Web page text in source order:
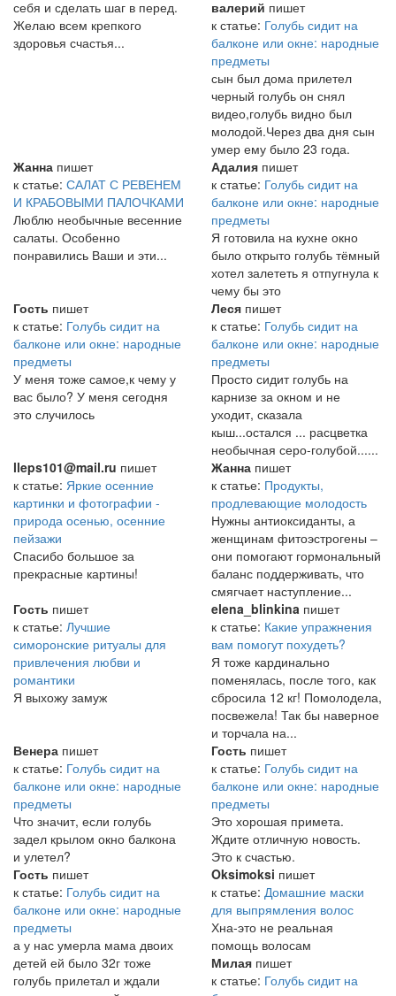
себя и сделать шаг в перед.
Желаю всем крепкого
здоровья счастья...
валерий пишет
к статье: Голубь сидит на
балконе или окне: народные
предметы
сын был дома прилетел
черный голубь он снял
видео,голубь видно был
молодой.Через два дня сын
умер ему было 23 года.
Жанна пишет
к статье: САЛАТ С РЕВЕНЕМ
И КРАБОВЫМИ ПАЛОЧКАМИ
Люблю необычные весенние
салаты. Особенно
понравились Ваши и эти...
Адалия пишет
к статье: Голубь сидит на
балконе или окне: народные
предметы
Я готовила на кухне окно
было открыто голубь тёмный
хотел залететь я отпугнула к
чему бы это
Гость пишет
к статье: Голубь сидит на
балконе или окне: народные
предметы
У меня тоже самое,к чему у
вас было? У меня сегодня
это случилось
Леся пишет
к статье: Голубь сидит на
балконе или окне: народные
предметы
Просто сидит голубь на
карнизе за окном и не
уходит, сказала
кыш...остался ... расцветка
необычная серо-голубой......
lleps101@mail.ru пишет
к статье: Яркие осенние
картинки и фотографии -
природа осенью, осенние
пейзажи
Спасибо большое за
прекрасные картины!
Жанна пишет
к статье: Продукты,
продлевающие молодость
Нужны антиоксиданты, а
женщинам фитоэстрогены –
они помогают гормональный
баланс поддерживать, что
смягчает наступление...
Гость пишет
к статье: Лучшие
симоронские ритуалы для
привлечения любви и
романтики
Я выхожу замуж
elena_blinkina пишет
к статье: Какие упражнения
вам помогут похудеть?
Я тоже кардинально
поменялась, после того, как
сбросила 12 кг! Помолодела,
посвежела! Так бы наверное
и торчала на...
Венера пишет
к статье: Голубь сидит на
балконе или окне: народные
предметы
Что значит, если голубь
задел крылом окно балкона
и улетел?
Гость пишет
к статье: Голубь сидит на
балконе или окне: народные
предметы
Это хорошая примета.
Ждите отличную новость.
Это к счастью.
Гость пишет
к статье: Голубь сидит на
балконе или окне: народные
предметы
а у нас умерла мама двоих
детей ей было 32г тоже
голубь прилетал и ждали
Oksimoksi пишет
к статье: Домашние маски
для выпрямления волос
Хна-это не реальная
помощь волосам
Милая пишет
к статье: Голубь сидит на